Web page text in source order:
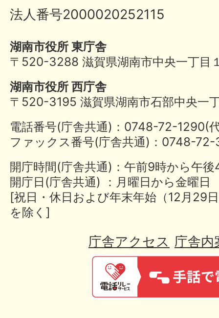
法人番号2000020252115
湖南市役所 東庁舎
〒520-3288 滋賀県湖南市中央一丁目
湖南市役所 西庁舎
〒520-3195 滋賀県湖南市石部中央一
電話番号(庁舎共通)：0748-72-
ファックス番号(庁舎共通)：0748-
開庁時間(庁舎共通)：午前9時から午
開庁日(庁舎共通) ：月曜日から金曜日
[祝日・休日および年末年始（12月29
を除く]
庁舎アクセス 庁舎内